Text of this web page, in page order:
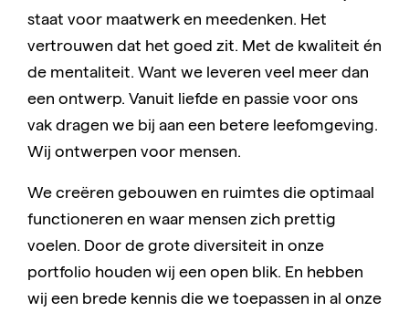
staat voor maatwerk en meedenken. Het
vertrouwen dat het goed zit. Met de kwaliteit én
de mentaliteit. Want we leveren veel meer dan
een ontwerp. Vanuit liefde en passie voor ons
vak dragen we bij aan een betere leefomgeving.
Wij ontwerpen voor mensen.
We creëren gebouwen en ruimtes die optimaal
functioneren en waar mensen zich prettig
voelen. Door de grote diversiteit in onze
portfolio houden wij een open blik. En hebben
wij een brede kennis die we toepassen in al onze